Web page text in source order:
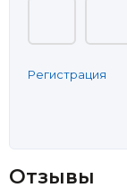
Регистрация
Отзывы